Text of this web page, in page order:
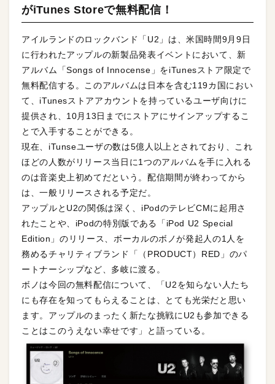
がiTunes Storeで無料配信！
アイルランドのロックバンド「U2」は、米国時間9月9日
に行われたアップルの新製品発表イベントにおいて、新
アルバム「Songs of Innocense」をiTunesストア限定で
無料配信する。このアルバムは日本を含む119カ国におい
て、iTunesストアアカウントを持っているユーザ向けに
提供され、10月13日までにストアにサインアップするこ
とで入手することができる。
現在、iTunseユーザの数は5億人以上とされており、これ
ほどの人数がリリース当日に1つのアルバムを手に入れる
のは音楽史上初めてだという。配信期間が終わってから
は、一般リリースされる予定だ。
アップルとU2の関係は深く、iPodのテレビCMに起用さ
れたことや、iPodの特別版である「iPod U2 Special
Edition」のリリース、ボーカルのボノが発起人の1人を
務めるチャリティブランド「（PRODUCT）RED」のパ
ートナーシップなど、多岐に渡る。
ボノは今回の無料配信について、「U2を知らない人たち
にも存在を知ってもらえることは、とても光栄だと思い
ます。アップルのまったく新たな挑戦にU2も参加できる
ことはこのうえない幸せです」と語っている。